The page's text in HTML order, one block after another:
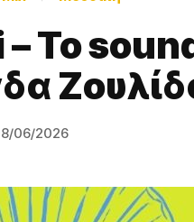
Το
06/2026